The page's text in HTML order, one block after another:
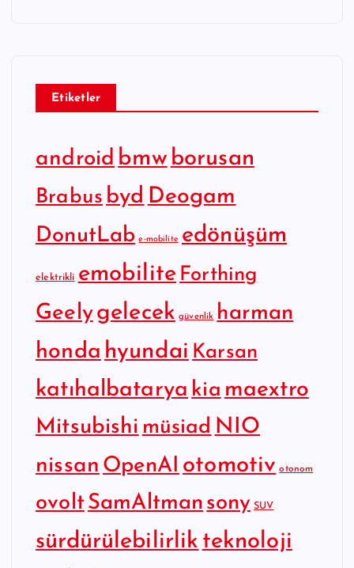
Etiketler
android bmw borusan
Brabus byd Deogam
DonutLab e-mobilite edönüşüm
elektrikli emobilite Forthing
Geelygelecek güvenlik harman
honda hyundai Karsan
katıhalbatarya kia maextro
Mitsubishi müsiad NIO
nissan OpenAI otomotiv otonom
ovoltSamAltman sony SUV
sürdürülebilirlik teknoloji